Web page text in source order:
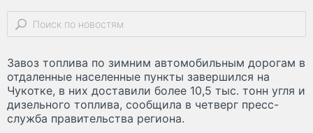
Завоз топлива по зимним автомобильным дорогам в
отдаленные населенные пункты завершился на
Чукотке, в них доставили более 10,5 тыс. тонн угля и
дизельного топлива, сообщила в четверг пресс-
служба правительства региона.